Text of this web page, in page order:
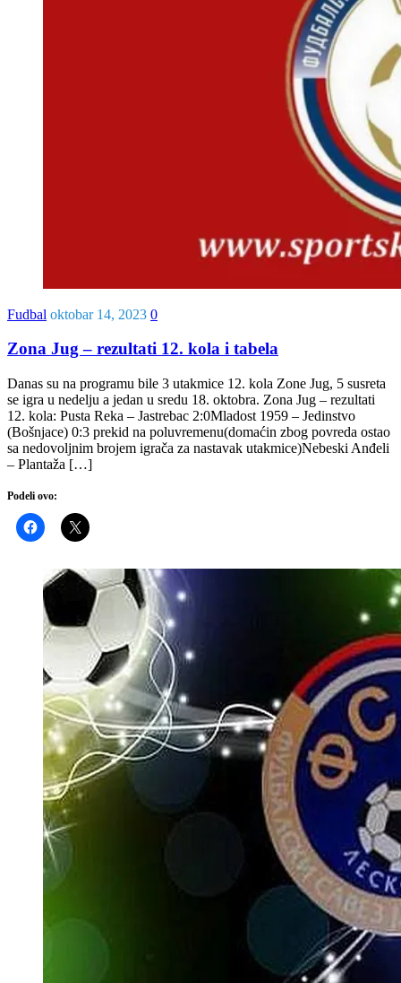
Fudbal oktobar 14, 2023 0
Zona Jug – rezultati 12. kola i tabela
Danas su na programu bile 3 utakmice 12. kola Zone Jug, 5 susreta
se igra u nedelju a jedan u sredu 18. oktobra. Zona Jug – rezultati
12. kola: Pusta Reka – Jastrebac 2:0Mladost 1959 – Jedinstvo
(Bošnjace) 0:3 prekid na poluvremenu(domaćin zbog povreda ostao
sa nedovoljnim brojem igrača za nastavak utakmice)Nebeski Anđeli
– Plantaža […]
Podeli ovo: